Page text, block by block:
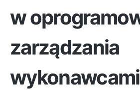
w
zarządzania